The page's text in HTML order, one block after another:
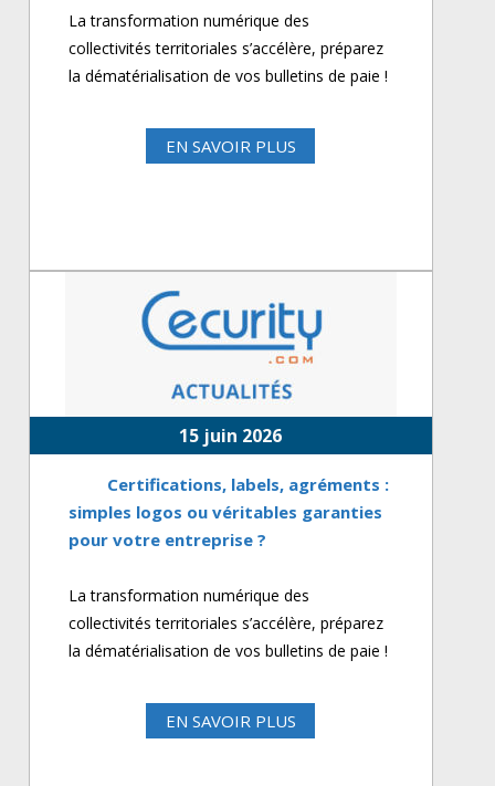
La transformation numérique des
collectivités territoriales s’accélère, préparez
la dématérialisation de vos bulletins de paie !
EN SAVOIR PLUS
15 juin 2026
Certifications, labels, agréments :
simples logos ou véritables garanties
pour votre entreprise ?
La transformation numérique des
collectivités territoriales s’accélère, préparez
la dématérialisation de vos bulletins de paie !
EN SAVOIR PLUS